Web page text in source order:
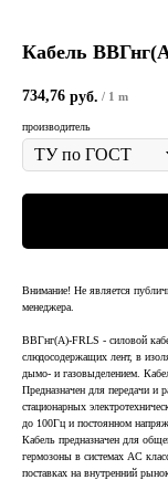
Кабель
734,76 руб. / 1 m
производитель
Внимание! Не является
менеджера.
ВВГнг(А)-FRLS - силовой
слюдосодержащих лент, в
дымо- и газовыделением.
Предназначен для передачи и
стационарных
до 100Гц и постоянном
Кабель предназначен для
гермозоны в системах АС
поставках на внутренний